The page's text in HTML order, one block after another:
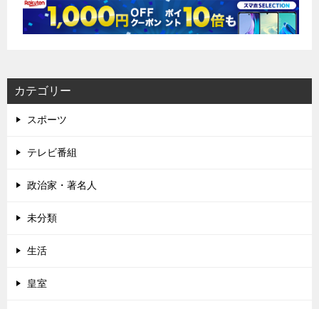
カテゴリー
スポーツ
テレビ番組
政治家・著名人
未分類
生活
皇室